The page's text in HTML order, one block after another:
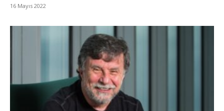
16 Mayıs 2022